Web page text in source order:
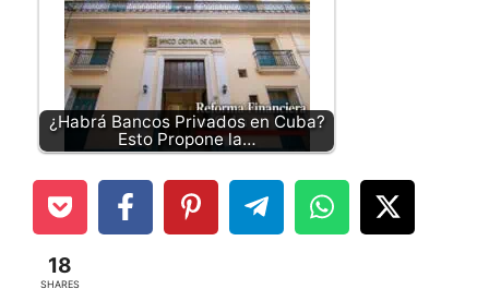
¿Habrá Bancos Privados en Cuba?
Esto Propone la…
18
SHARES